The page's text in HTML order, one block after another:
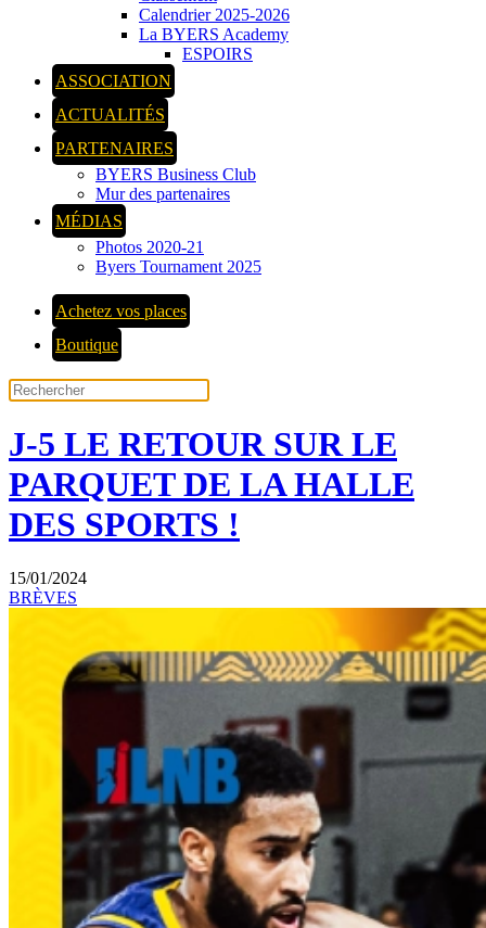
Calendrier 2025-2026
La BYERS Academy
ESPOIRS
ASSOCIATION
ACTUALITÉS
PARTENAIRES
BYERS Business Club
Mur des partenaires
MÉDIAS
Photos 2020-21
Byers Tournament 2025
Achetez vos places
Boutique
J-5 LE RETOUR SUR LE
PARQUET DE LA HALLE
DES SPORTS !
15/01/2024
BRÈVES